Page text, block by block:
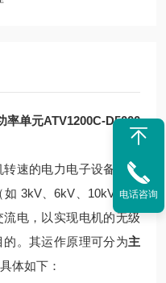
率单元ATV1200C-D5000
速的电力电子设备，其
3kV、6kV、10kV）转
电，以实现电机的无级
。其运作原理可分为主
体如下：
电话咨询